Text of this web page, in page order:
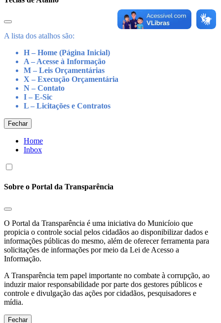
A lista dos atalhos são:
H – Home (Página Inicial)
A – Acesse à Informação
M – Leis Orçamentárias
X – Execução Orçamentária
N – Contato
I – E-Sic
L – Licitações e Contratos
Fechar
Home
Inbox
Sobre o Portal da Transparência
O Portal da Transparência é uma iniciativa do Municíoio que
propicia o controle social pelos cidadãos ao disponibilizar dados e
informações públicas do mesmo, além de oferecer ferramenta para
solicitações de informações por meio da Lei de Acesso a
Informação.
A Transparência tem papel importante no combate à corrupção, ao
induzir maior responsabilidade por parte dos gestores públicos e
controle e divulgação das ações por cidadãos, pesquisadores e
mídia.
Fechar